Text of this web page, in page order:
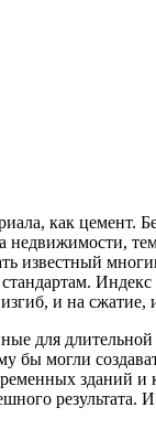
как цемент.
известный
Индекс
и на сжатие,
для
бы могли
зданий и
результата.